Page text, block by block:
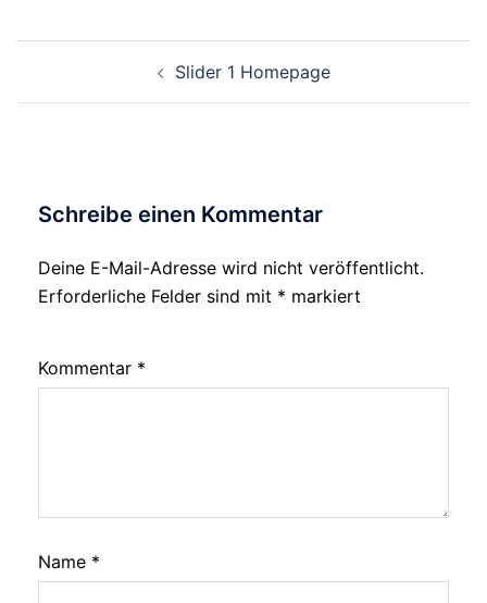
Slider 1 Homepage
Schreibe einen Kommentar
Deine E-Mail-Adresse wird nicht veröffentlicht.
Erforderliche Felder sind mit * markiert
Kommentar *
Name *